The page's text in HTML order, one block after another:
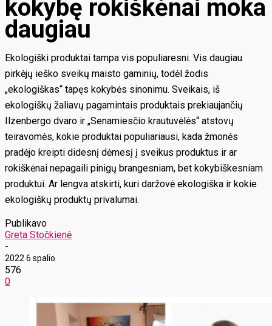
kokybę rokiškėnai moka
daugiau
Ekologiški produktai tampa vis populiaresni. Vis daugiau
pirkėjų ieško sveikų maisto gaminių, todėl žodis
„ekologiškas“ tapęs kokybės sinonimu. Sveikais, iš
ekologiškų žaliavų pagamintais produktais prekiaujančių
Ilzenbergo dvaro ir „Senamiesčio krautuvėlės“ atstovų
teiravomės, kokie produktai populiariausi, kada žmonės
pradėjo kreipti didesnį dėmesį į sveikus produktus ir ar
rokiškėnai nepagaili pinigų brangesniam, bet kokybiškesniam
produktui. Ar lengva atskirti, kuri daržovė ekologiška ir kokie
ekologiškų produktų privalumai.
Publikavo
Greta Stočkienė
-
2022 6 spalio
576
0